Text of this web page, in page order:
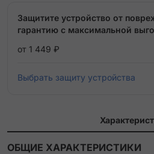
Защитите устройство от
гарантию с максимальной
от 1 449 ₽
Выбрать защиту устройства
ОБЩИЕ ХАРАКТЕРИСТИКИ